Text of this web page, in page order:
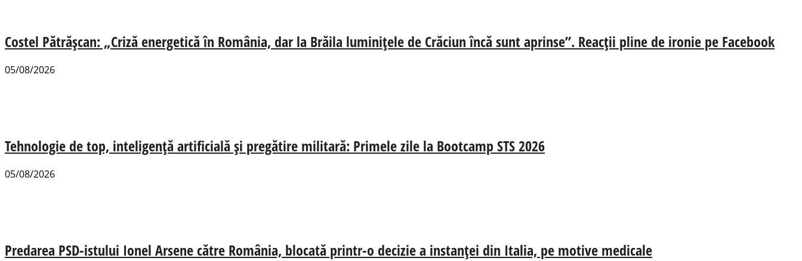
Costel Pătrășcan: „Criză energetică în România, dar la Brăila luminițele de Crăciun încă sunt aprinse”. Reacții pline de ironie pe Facebook
05/08/2026
Tehnologie de top, inteligență artificială și pregătire militară: Primele zile la Bootcamp STS 2026
05/08/2026
Predarea PSD-istului Ionel Arsene către România, blocată printr-o decizie a instanței din Italia, pe motive medicale